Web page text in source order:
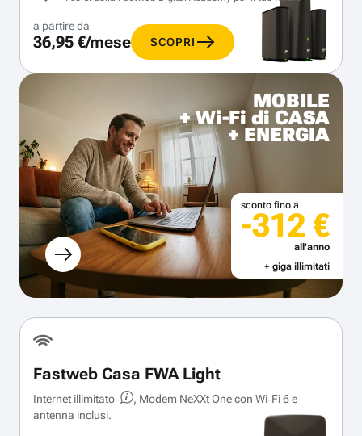
a partire da
36,95 €/mese SCOPRI
MOBILE
+ Wi-Fi di CASA
+ ENERGIA
sconto fino a
-312 €
all'anno
+ giga illimitati
Fastweb Casa FWA Light
Internet illimitato
, Modem NeXXt One con Wi‑Fi 6 e
antenna inclusi.